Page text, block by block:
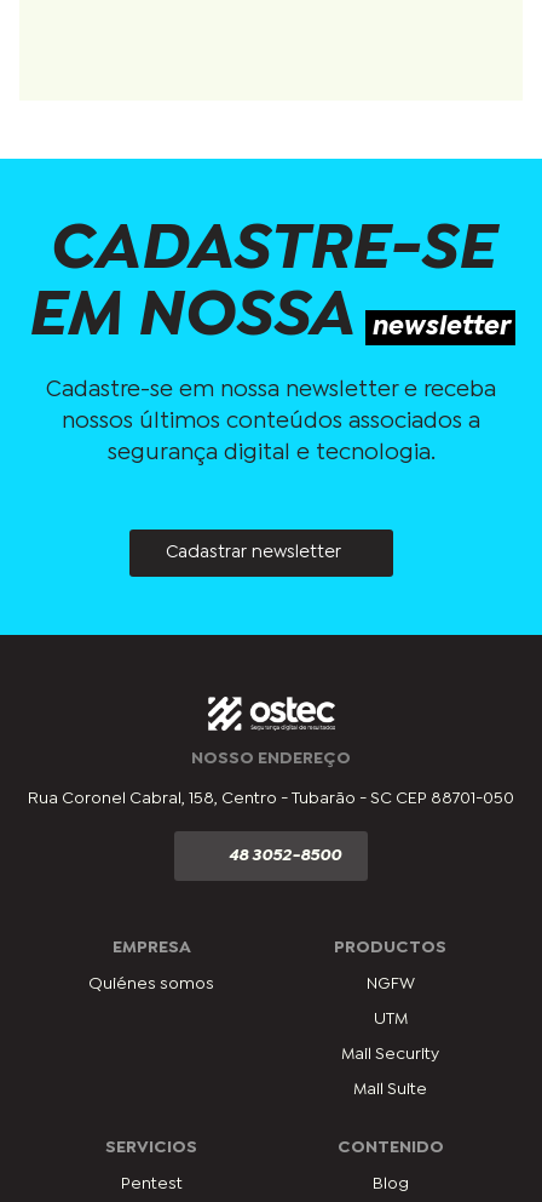
CADASTRE-SE
EM NOSSA newsletter
Cadastre-se em nossa newsletter e receba
nossos últimos conteúdos associados a
segurança digital e tecnologia.
Cadastrar newsletter
NOSSO ENDEREÇO
Rua Coronel Cabral, 158, Centro - Tubarão - SC CEP 88701-050
48 3052-8500
EMPRESA
Quiénes somos
PRODUCTOS
NGFW
UTM
Mail Security
Mail Suite
SERVICIOS
Pentest
CONTENIDO
Blog